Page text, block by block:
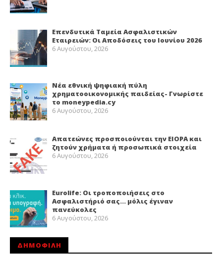
Επενδυτικά Ταμεία Ασφαλιστικών
Εταιρειών: Οι Αποδόσεις του Ιουνίου 2026
6 Αυγούστου, 2026
Νέα εθνική ψηφιακή πύλη
χρηματοοικονομικής παιδείας- Γνωρίστε
το moneypedia.cy
6 Αυγούστου, 2026
Απατεώνες προσποιούνται την EIOPA και
ζητούν χρήματα ή προσωπικά στοιχεία
6 Αυγούστου, 2026
Eurolife: Οι τροποποιήσεις στο
Ασφαλιστήριό σας… μόλις έγιναν
πανεύκολες
6 Αυγούστου, 2026
ΔΗΜΟΦΙΛΗ